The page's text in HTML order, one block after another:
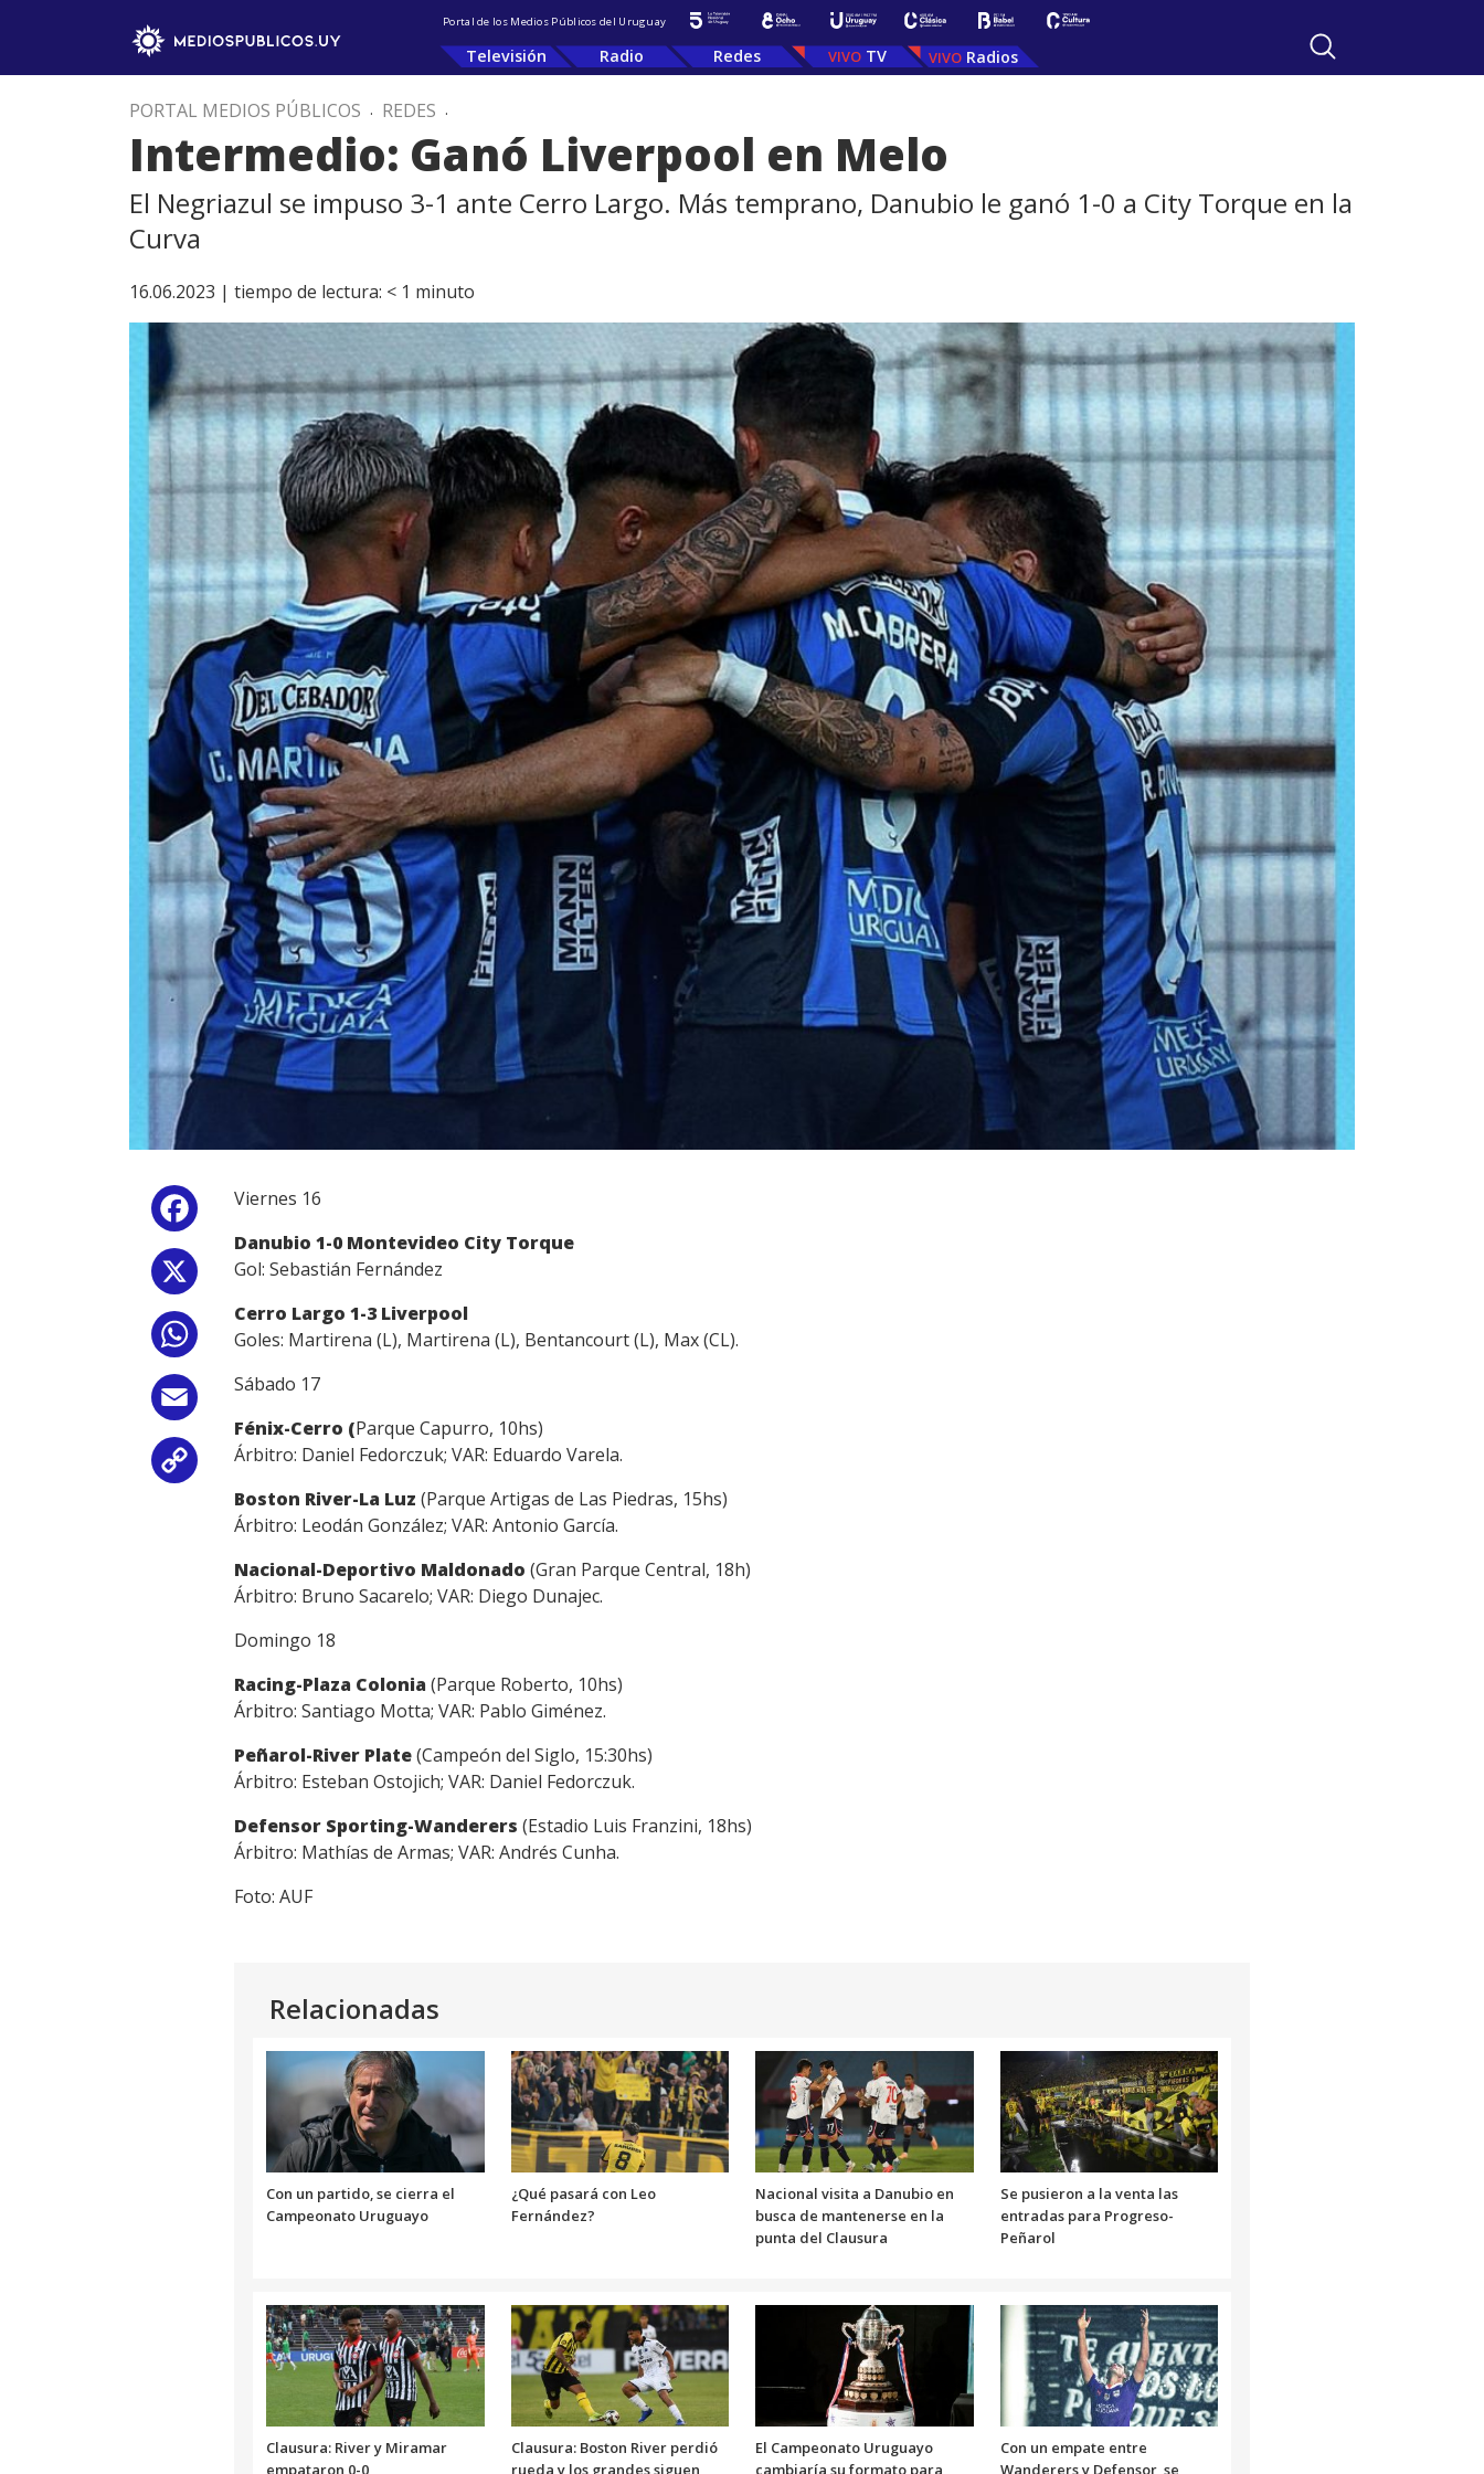
Portal de los Medios Públicos del Uruguay
Televisión Radio Redes TV Radios
PORTAL MEDIOS PÚBLICOS . REDES .
Intermedio: Ganó Liverpool en Melo
El Negriazul se impuso 3-1 ante Cerro Largo. Más temprano, Danubio le ganó 1-0 a City Torque en la
Curva
16.06.2023 | tiempo de lectura: < 1 minuto
Facebook
WhatsApp
Copy
Link
Viernes 16
Danubio 1-0 Montevideo City Torque
Gol: Sebastián Fernández
Cerro Largo 1-3 Liverpool
Goles: Martirena (L), Martirena (L), Bentancourt (L), Max (CL).
Sábado 17
Fénix-Cerro (Parque Capurro, 10hs)
Árbitro: Daniel Fedorczuk; VAR: Eduardo Varela.
Boston River-La Luz (Parque Artigas de Las Piedras, 15hs)
Árbitro: Leodán González; VAR: Antonio García.
Nacional-Deportivo Maldonado (Gran Parque Central, 18h)
Árbitro: Bruno Sacarelo; VAR: Diego Dunajec.
Domingo 18
Racing-Plaza Colonia (Parque Roberto, 10hs)
Árbitro: Santiago Motta; VAR: Pablo Giménez.
Peñarol-River Plate(Campeón del Siglo, 15:30hs)
Árbitro: Esteban Ostojich; VAR: Daniel Fedorczuk.
Defensor Sporting-Wanderers (Estadio Luis Franzini, 18hs)
Árbitro: Mathías de Armas; VAR: Andrés Cunha.
Foto: AUF
Relacionadas
Con un partido, se cierra el
Campeonato Uruguayo
¿Qué pasará con Leo
Fernández?
Nacional visita a Danubio en
busca de mantenerse en la
punta del Clausura
Se pusieron a la venta las
entradas para Progreso-
Peñarol
Clausura: River y Miramar
empataron 0-0
Clausura: Boston River perdió
rueda y los grandes siguen
El Campeonato Uruguayo
cambiaría su formato para
Con un empate entre
Wanderers y Defensor, se